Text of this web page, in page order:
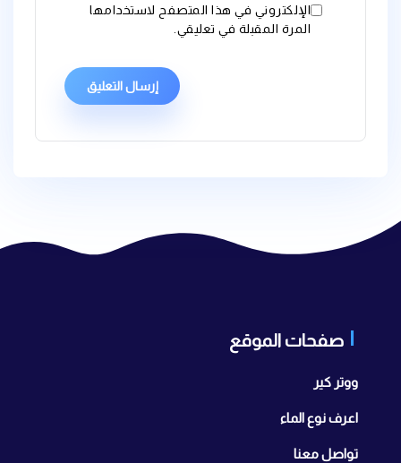
الإلكتروني في هذا المتصفح لاستخدامها
المرة المقبلة في تعليقي.
صفحات الموقع
ووتر كير
اعرف نوع الماء
تواصل معنا